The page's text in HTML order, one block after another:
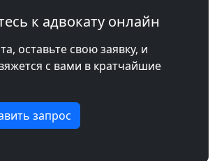
к адвокату онлайн
оставьте свою заявку, и
с вами в кратчайшие
запрос